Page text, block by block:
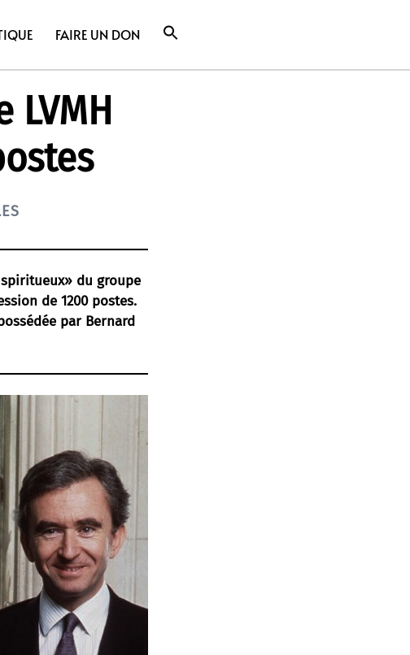
FAIRE UN DON
LVMH
du groupe
de 1200 postes.
par Bernard